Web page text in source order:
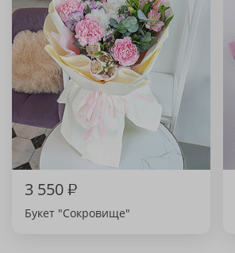
3 550₽
Букет "Сокровище"